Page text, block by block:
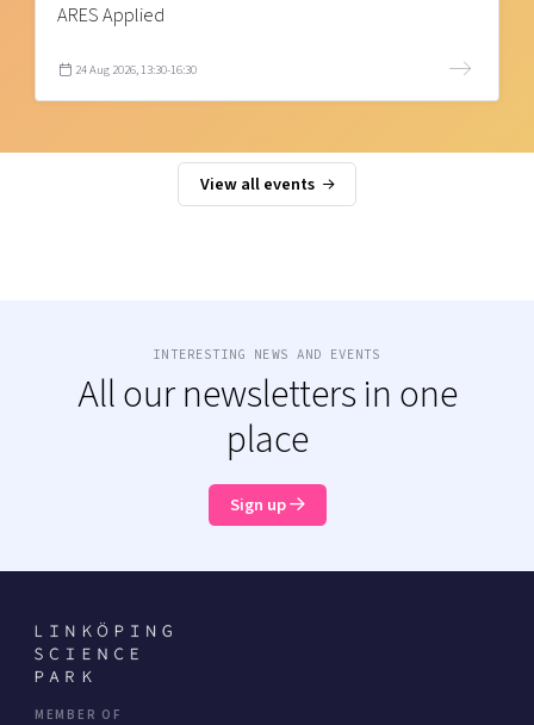
ARES Applied
24 Aug 2026, 13:30-16:30
View all events
INTERESTING NEWS AND EVENTS
All our newsletters in one
place
Sign up
MEMBER OF